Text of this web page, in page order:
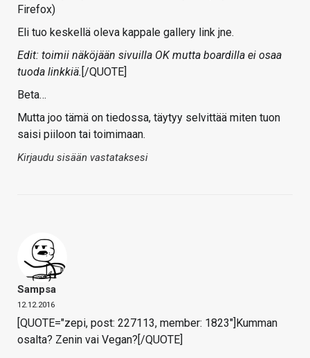
Firefox)
Eli tuo keskellä oleva kappale gallery link jne.
Edit: toimii näköjään sivuilla OK mutta boardilla ei osaa
tuoda linkkiä. [/QUOTE]
Beta…
Mutta joo tämä on tiedossa, täytyy selvittää miten tuon
saisi piiloon tai toimimaan.
Kirjaudu sisään vastataksesi
Sampsa
12.12.2016
[QUOTE="zepi, post: 227113, member: 1823"]Kumman
osalta? Zenin vai Vegan?[/QUOTE]